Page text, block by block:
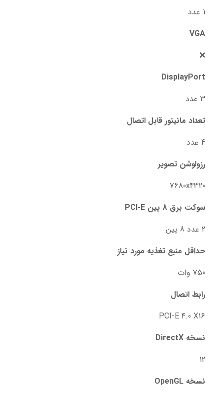
1 عدد
VGA
❌
DisplayPort
3 عدد
تعداد مانیتور قابل اتصال
4 عدد
رزولوشن تصویر
7680x4320
سوکت برق 8 پین PCI-E
2 عدد 8 پین
حداقل منبع تغذیه مورد نیاز
750 وات
رابط اتصال
PCI-E 4.0 X16
نسخه DirectX
12
نسخه OpenGL